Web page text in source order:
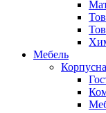
Мебель